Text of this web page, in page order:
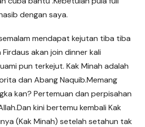
dengan saya.
mendapat kejutan tiba tiba
akan join dinner kali
pun terkejut. Kak Minah adalah
dan Abang Naquib.Memang
kan? Pertemuan dan perpisahan
kini bertemu kembali Kak
(Kak Minah) setelah setahun tak